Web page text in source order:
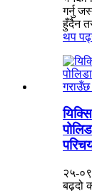
गर्नु
हुँदैन
थप
२५-
बढ्दो